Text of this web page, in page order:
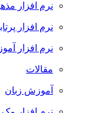
نرم افزار
نرم افزار
نرم افزار
مقالات
آموزش زبان